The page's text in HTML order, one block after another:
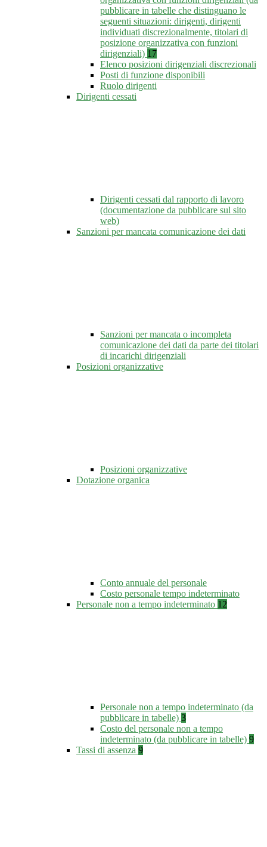
pubblicare in tabelle che distinguano le
seguenti situazioni: dirigenti, dirigenti
individuati discrezionalmente, titolari di
posizione organizzativa con funzioni
dirigenziali) 17
Elenco posizioni dirigenziali discrezionali
Posti di funzione disponibili
Ruolo dirigenti
Dirigenti cessati
Dirigenti cessati dal rapporto di lavoro
(documentazione da pubblicare sul sito
web)
Sanzioni per mancata comunicazione dei dati
Sanzioni per mancata o incompleta
comunicazione dei dati da parte dei titolari
di incarichi dirigenziali
Posizioni organizzative
Posizioni organizzative
Dotazione organica
Conto annuale del personale
Costo personale tempo indeterminato
Personale non a tempo indeterminato 12
Personale non a tempo indeterminato (da
pubblicare in tabelle) 3
Costo del personale non a tempo
indeterminato (da pubblicare in tabelle) 9
Tassi di assenza 9